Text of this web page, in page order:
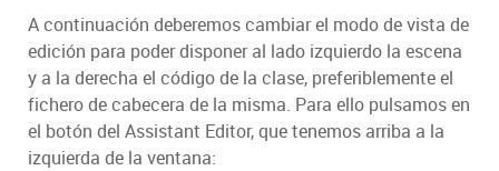
A continuación deberemos cambiar el modo de vista de
edición para poder disponer al lado izquierdo la escena
y a la derecha el código de la clase, preferiblemente el
fichero de cabecera de la misma. Para ello pulsamos en
el botón del Assistant Editor, que tenemos arriba a la
izquierda de la ventana: